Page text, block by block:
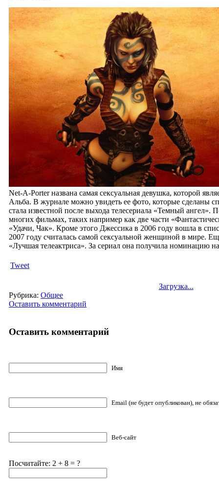
Net-A-Porter названа самая сексуальная девушка, которой
Альба. В журнале можно увидеть ее фото, которые сделаны
стала известной после выхода телесериала «Темный ангел».
многих фильмах, таких например как две части
«Удачи, Чак». Кроме этого Джессика в 2006 году вошла в
2007 году считалась самой сексуальной женщиной в мире.
«Лучшая телеактриса». За сериал она получила номинацию
Tweet
Загрузка...
Рубрика: Общее
Оставить комментарий
Оставить комментарий
Имя
Email (не будет опубликован), не
Веб-сайт
Посчитайте: 2 + 8 = ?